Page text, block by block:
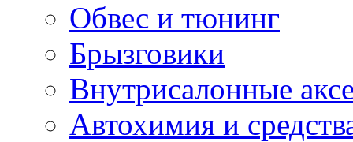
Обвес и тюнинг
Брызговики
Внутрисалонные
Автохимия и